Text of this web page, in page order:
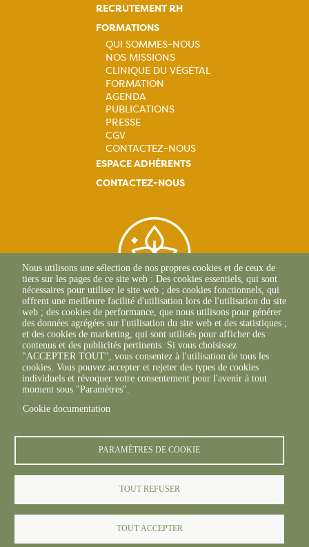
RECRUTEMENT RH
FORMATIONS
Navigation
principale
QUI SOMMES-NOUS
NOS MISSIONS
CLINIQUE DU VÉGÉTAL
FORMATION
AGENDA
PUBLICATIONS
PRESSE
CGV
CONTACTEZ-NOUS
ESPACE ADHÉRENTS
CONTACTEZ-NOUS
Siège Social
1 Rue Léopold Sédar
Senghor
14 460 COLOMBELLES
Tél : 02 31 46 96 50
© FREDON 2019 -Mentions légales
Nous utilisons une sélection de nos propres cookies et de ceux de
tiers sur les pages de ce site web : Des cookies essentiels, qui sont
nécessaires pour utiliser le site web ; des cookies fonctionnels, qui
offrent une meilleure facilité d'utilisation lors de l'utilisation du site
web ; des cookies de performance, que nous utilisons pour générer
des données agrégées sur l'utilisation du site web et des statistiques ;
et des cookies de marketing, qui sont utilisés pour afficher des
contenus et des publicités pertinents. Si vous choisissez
"ACCEPTER TOUT", vous consentez à l'utilisation de tous les
cookies. Vous pouvez accepter et rejeter des types de cookies
individuels et révoquer votre consentement pour l'avenir à tout
moment sous "Paramètres".
Cookie documentation
PARAMÈTRES DE COOKIE
TOUT REFUSER
TOUT ACCEPTER